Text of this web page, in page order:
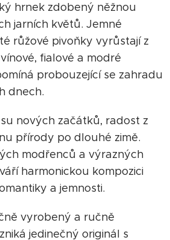
hrnek zdobený něžnou
jarních květů. Jemné
růžové pivoňky vyrůstají z
fialové a modré
probouzející se zahradu
dnech.
nových začátků, radost z
přírody po dlouhé zimě.
modřenců a výrazných
harmonickou kompozici
a jemnosti.
vyrobený a ručně
jedinečný originál s